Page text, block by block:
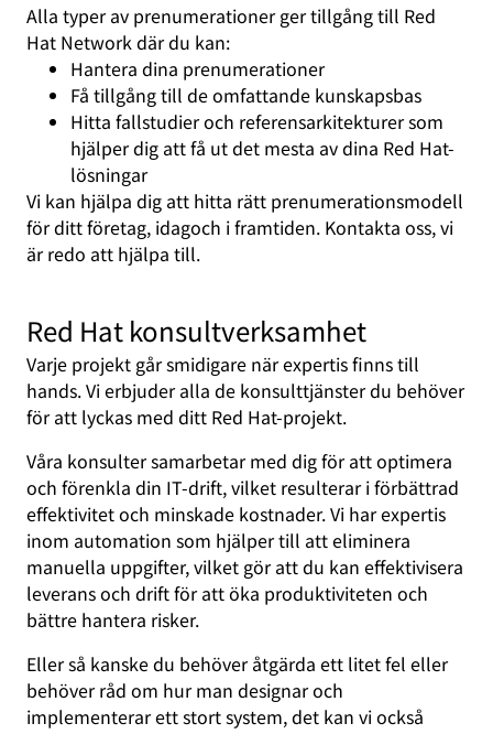
Alla typer av prenumerationer ger tillgång till Red
Hat Network där du kan:
Hantera dina prenumerationer
Få tillgång till de omfattande kunskapsbas
Hitta fallstudier och referensarkitekturer som
hjälper dig att få ut det mesta av dina Red Hat-
lösningar
Vi kan hjälpa dig att hitta rätt prenumerationsmodell
för ditt företag, idagoch i framtiden. Kontakta oss, vi
är redo att hjälpa till.
Red Hat konsultverksamhet
Varje projekt går smidigare när expertis finns till
hands. Vi erbjuder alla de konsulttjänster du behöver
för att lyckas med ditt Red Hat-projekt.
Våra konsulter samarbetar med dig för att optimera
och förenkla din IT-drift, vilket resulterar i förbättrad
effektivitet och minskade kostnader. Vi har expertis
inom automation som hjälper till att eliminera
manuella uppgifter, vilket gör att du kan effektivisera
leverans och drift för att öka produktiviteten och
bättre hantera risker.
Eller så kanske du behöver åtgärda ett litet fel eller
behöver råd om hur man designar och
implementerar ett stort system, det kan vi också